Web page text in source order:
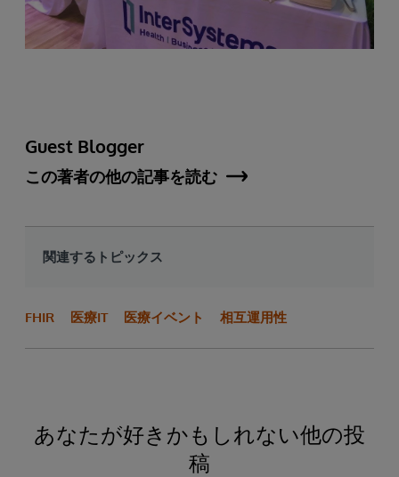
Guest Blogger
この著者の他の記事を読む
関連するトピックス
FHIR 医療IT 医療イベント 相互運用性
あなたが好きかもしれない他の投
稿